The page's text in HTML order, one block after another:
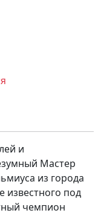
и
Мастер
из города
известного под
чемпион